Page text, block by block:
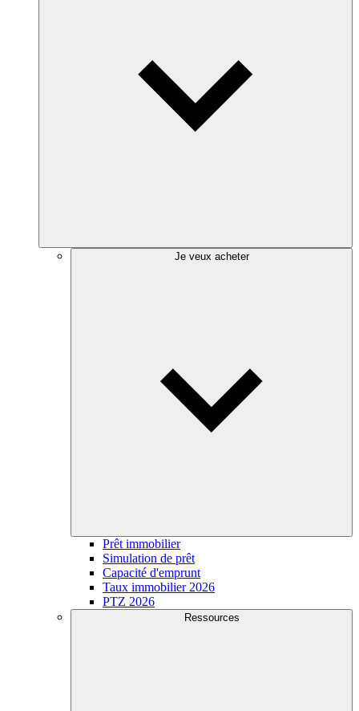
Je veux acheter
Prêt immobilier
Simulation de prêt
Capacité d'emprunt
Taux immobilier 2026
PTZ 2026
Ressources